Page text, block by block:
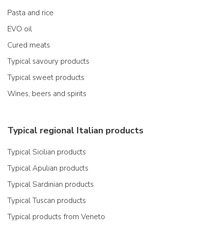
Pasta and rice
EVO oil
Cured meats
Typical savoury products
Typical sweet products
Wines, beers and spirits
Typical regional Italian products
Typical Sicilian products
Typical Apulian products
Typical Sardinian products
Typical Tuscan products
Typical products from Veneto